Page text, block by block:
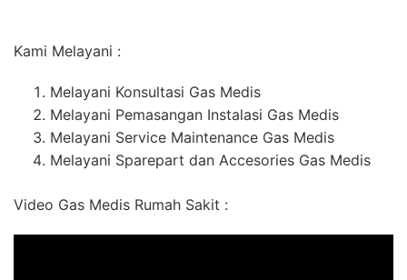
Kami Melayani :
Melayani Konsultasi Gas Medis
Melayani Pemasangan Instalasi Gas Medis
Melayani Service Maintenance Gas Medis
Melayani Sparepart dan Accesories Gas Medis
Video Gas Medis Rumah Sakit :